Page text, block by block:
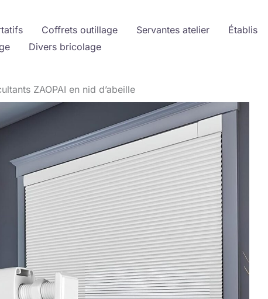
Coffrets outillage Servantes atelier Établis
Divers bricolage
ZAOPAI en nid d’abeille